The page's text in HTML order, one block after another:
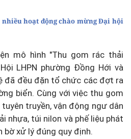
hoạt động chào mừng Đại hội
mô hình "Thu gom rác thải
LHPN phường Đồng Hới và
đã đều đặn tổ chức các đợt ra
biển. Cùng với việc thu gom
truyền, vận động ngư dân
nhựa, túi nilon và phế liệu phát
bờ xử lý đúng quy định.